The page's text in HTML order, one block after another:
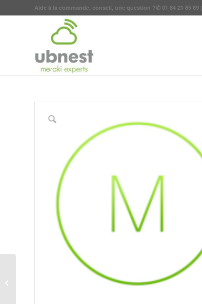
Aide à la commande, conseil, une question ?✆ 01 84 21 85 89